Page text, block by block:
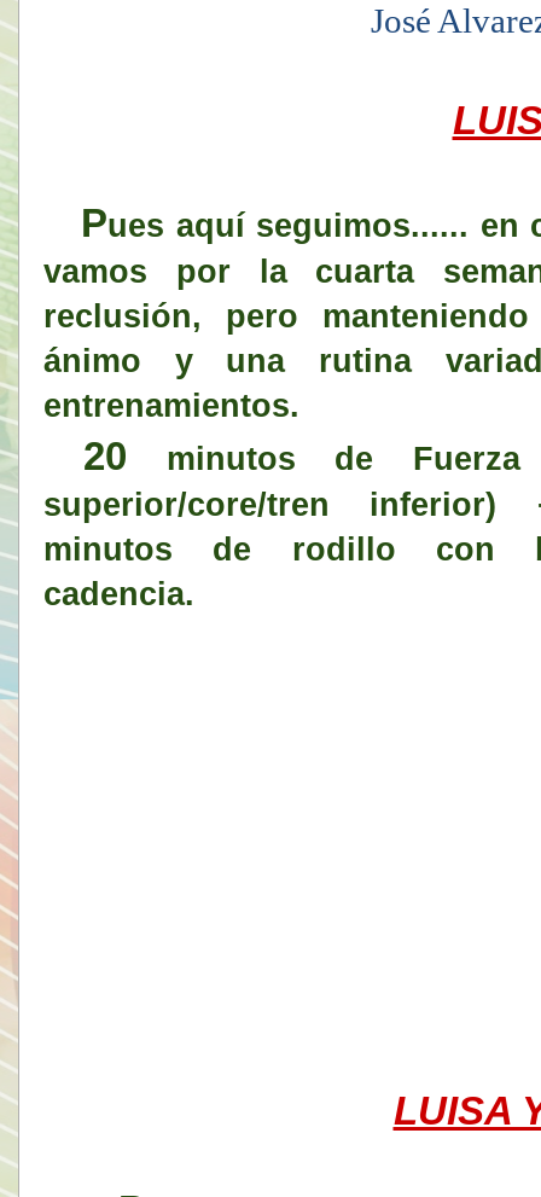
José
Pues aquí seguimos...... en
vamos por la cuarta
reclusión, pero
ánimo y una rutina
entrenamientos.
20 minutos de Fuerza
superior/core/tren
minutos de rodillo con
cadencia.
LUISA